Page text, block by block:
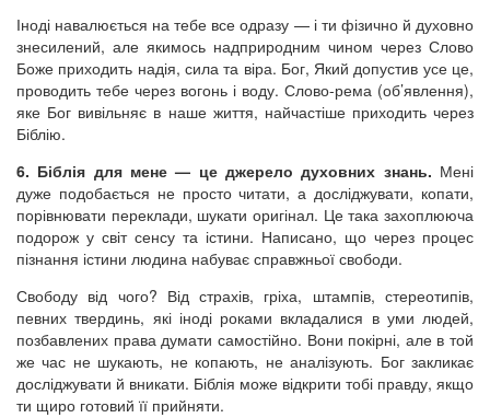
Іноді навалюється на тебе все одразу — і ти фізично й духовно
знесилений, але якимось надприродним чином через Слово
Боже приходить надія, сила та віра. Бог, Який допустив усе це,
проводить тебе через вогонь і воду. Слово-рема (об’явлення),
яке Бог вивільняє в наше життя, найчастіше приходить через
Біблію.
6. Біблія для мене — це джерело духовних знань. Мені
дуже подобається не просто читати, а досліджувати, копати,
порівнювати переклади, шукати оригінал. Це така захоплююча
подорож у світ сенсу та істини. Написано, що через процес
пізнання істини людина набуває справжньої свободи.
Свободу від чого? Від страхів, гріха, штампів, стереотипів,
певних твердинь, які іноді роками вкладалися в уми людей,
позбавлених права думати самостійно. Вони покірні, але в той
же час не шукають, не копають, не аналізують. Бог закликає
досліджувати й вникати. Біблія може відкрити тобі правду, якщо
ти щиро готовий її прийняти.